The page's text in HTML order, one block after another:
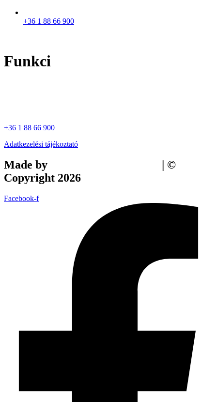
+36 1 88 66 900
Funkci
+36 1 88 66 900
Adatkezelési tájékoztató
Made by
| ©
Copyright 2026
Facebook-f